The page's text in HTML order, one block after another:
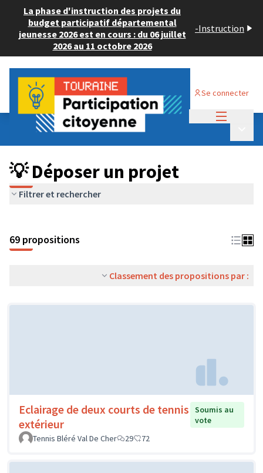
La phase d'instruction des projets du
budget participatif départemental
jeunesse 2026 est en cours : du 06 juillet
2026 au 11 octobre 2026
-Instruction
Se connecter
Budget Participatif ADULTE 2024
💡 Déposer un projet
💡 Déposer un projet
Filtrer et rechercher
69 propositions
Classement des propositions par :
Eclairage de deux courts de tennis
extérieur
Soumis au
vote
Tennis Bléré Val De Cher
29 72